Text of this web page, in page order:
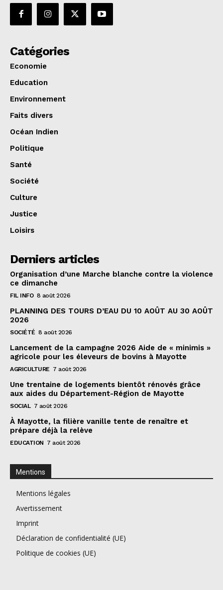
Catégories
Economie
Education
Environnement
Faits divers
Océan Indien
Politique
Santé
Société
Culture
Justice
Loisirs
Derniers articles
Organisation d’une Marche blanche contre la violence
ce dimanche
FIL INFO 8 août 2026
PLANNING DES TOURS D’EAU DU 10 AOÛT AU 30 AOÛT
2026
SOCIÉTÉ 8 août 2026
Lancement de la campagne 2026 Aide de « minimis »
agricole pour les éleveurs de bovins à Mayotte
AGRICULTURE 7 août 2026
Une trentaine de logements bientôt rénovés grâce
aux aides du Département-Région de Mayotte
SOCIAL 7 août 2026
À Mayotte, la filière vanille tente de renaître et
prépare déjà la relève
EDUCATION 7 août 2026
Mentions
Mentions légales
Avertissement
Imprint
Déclaration de confidentialité (UE)
Politique de cookies (UE)